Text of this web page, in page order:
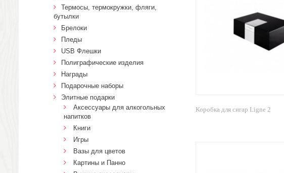
Коробка для сигар Ligne 2
Термосы, термокружки, фляги,
бутылки
Брелоки
Пледы
USB Флешки
Полиграфические изделия
Награды
Подарочные наборы
Элитные подарки
Аксессуары для алкогольных
напитков
Книги
Игры
Вазы для цветов
Картины и Панно